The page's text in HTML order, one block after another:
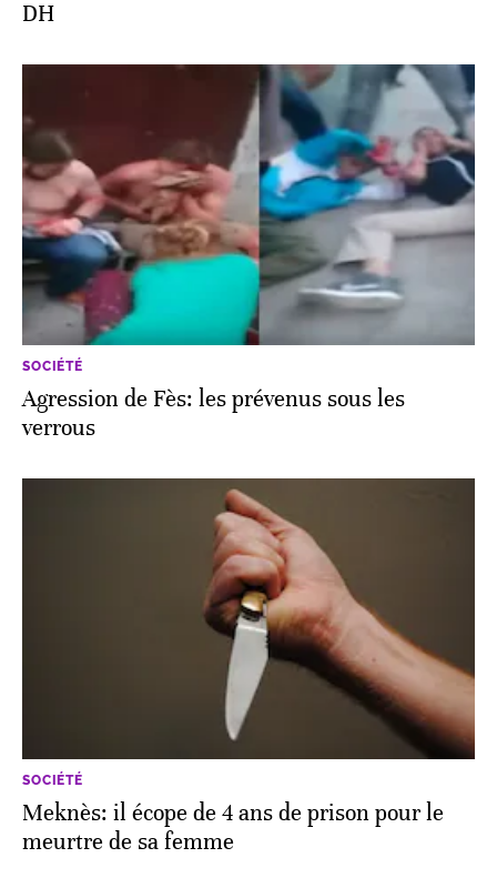
DH
SOCIÉTÉ
Agression de Fès: les prévenus sous les
verrous
SOCIÉTÉ
Meknès: il écope de 4 ans de prison pour le
meurtre de sa femme